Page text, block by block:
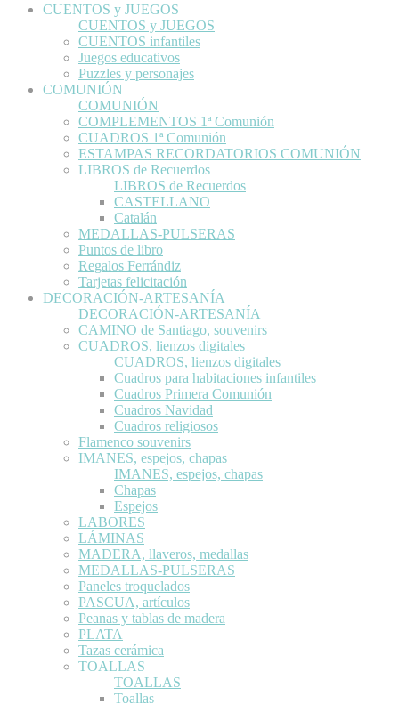
CUENTOS y JUEGOS
CUENTOS y JUEGOS
CUENTOS infantiles
Juegos educativos
Puzzles y personajes
COMUNIÓN
COMUNIÓN
COMPLEMENTOS 1ª Comunión
CUADROS 1ª Comunión
ESTAMPAS RECORDATORIOS COMUNIÓN
LIBROS de Recuerdos
LIBROS de Recuerdos
CASTELLANO
Catalán
MEDALLAS-PULSERAS
Puntos de libro
Regalos Ferrándiz
Tarjetas felicitación
DECORACIÓN-ARTESANÍA
DECORACIÓN-ARTESANÍA
CAMINO de Santiago, souvenirs
CUADROS, lienzos digitales
CUADROS, lienzos digitales
Cuadros para habitaciones infantiles
Cuadros Primera Comunión
Cuadros Navidad
Cuadros religiosos
Flamenco souvenirs
IMANES, espejos, chapas
IMANES, espejos, chapas
Chapas
Espejos
LABORES
LÁMINAS
MADERA, llaveros, medallas
MEDALLAS-PULSERAS
Paneles troquelados
PASCUA, artículos
Peanas y tablas de madera
PLATA
Tazas cerámica
TOALLAS
TOALLAS
Toallas